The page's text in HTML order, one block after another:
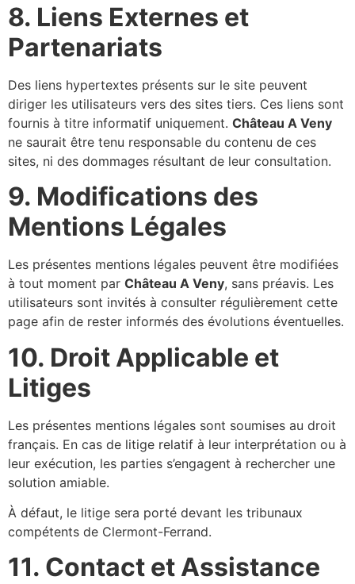
8. Liens Externes et
Partenariats
Des liens hypertextes présents sur le site peuvent
diriger les utilisateurs vers des sites tiers. Ces liens sont
fournis à titre informatif uniquement. Château A Veny
ne saurait être tenu responsable du contenu de ces
sites, ni des dommages résultant de leur consultation.
9. Modifications des
Mentions Légales
Les présentes mentions légales peuvent être modifiées
à tout moment par Château A Veny, sans préavis. Les
utilisateurs sont invités à consulter régulièrement cette
page afin de rester informés des évolutions éventuelles.
10. Droit Applicable et
Litiges
Les présentes mentions légales sont soumises au droit
français. En cas de litige relatif à leur interprétation ou à
leur exécution, les parties s’engagent à rechercher une
solution amiable.
À défaut, le litige sera porté devant les tribunaux
compétents de Clermont-Ferrand.
11. Contact et Assistance